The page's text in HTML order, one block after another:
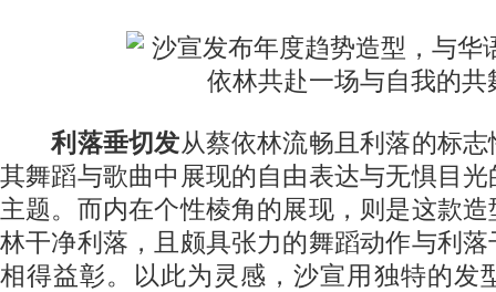
利落垂切发从蔡依林流畅且利落的标
其舞蹈与歌曲中展现的自由表达与无惧目
主题。而内在个性棱角的展现，则是这款
林干净利落，且颇具张力的舞蹈动作与利
相得益彰。以此为灵感，沙宣用独特的发